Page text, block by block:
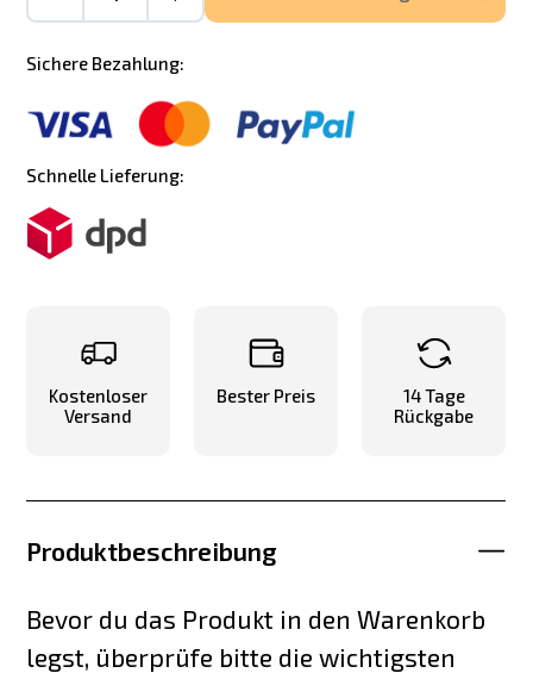
Sichere Bezahlung:
Schnelle Lieferung:
Kostenloser
Versand
Bester Preis
14 Tage
Rückgabe
Produktbeschreibung
Bevor du das Produkt in den Warenkorb
legst, überprüfe bitte die wichtigsten